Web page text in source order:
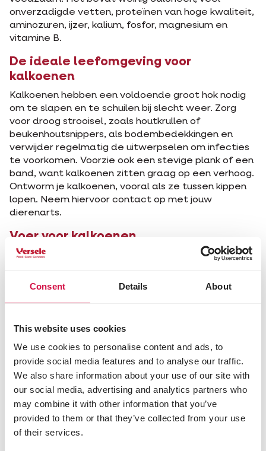
Consent Details About
This website uses cookies
We use cookies to personalise content and ads, to
provide social media features and to analyse our traffic.
We also share information about your use of our site with
our social media, advertising and analytics partners who
may combine it with other information that you’ve
provided to them or that they’ve collected from your use
of their services.
onverzadigde vetten, proteïnen van hoge kwaliteit,
aminozuren, ijzer, kalium, fosfor, magnesium en
vitamine B.
De ideale leefomgeving voor
kalkoenen
Kalkoenen hebben een voldoende groot hok nodig
om te slapen en te schuilen bij slecht weer. Zorg
voor droog strooisel, zoals houtkrullen of
beukenhoutsnippers, als bodembedekkingen en
verwijder regelmatig de uitwerpselen om infecties
te voorkomen. Voorzie ook een stevige plank of een
band, want kalkoenen zitten graag op een verhoog.
Ontworm je kalkoenen, vooral als ze tussen kippen
lopen. Neem hiervoor contact op met jouw
dierenarts.
Voer voor kalkoenen
Tijdens de eerste weken geef je best een
aan eiwitten. Dit voer bevat preventief een
kleiner. Na enkele weken kan worden
overgeschakeld opkorrelvoeder.
Zorg daarnaast voor voldoende vers water en
om de spijsvertering te
bevorderen.De kalk die daarin zit gebruiken de
hennen voor het produceren van de eierschalen.